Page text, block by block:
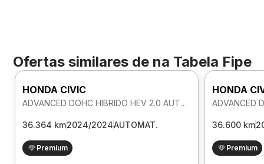
Ofertas similares de na Tabela Fipe
HONDA CIVIC
ADVANCED DOHC HIBRIDO HEV 2.0 AUTOMATICO
36.364 km2024/2024AUTOMAT.
Premium
HONDA
36.600 km
Premium